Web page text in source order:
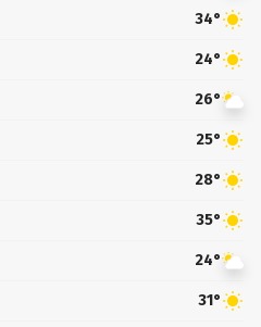
34°
24°
26°
25°
28°
35°
24°
31°